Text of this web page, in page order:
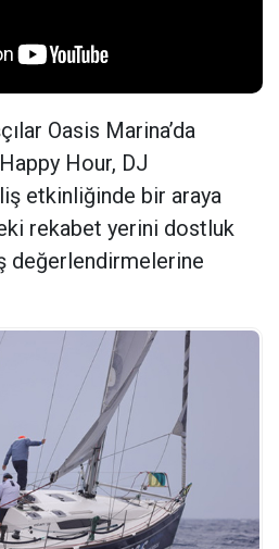
Oasis Marina’da
Hour, DJ
etkinliğinde bir araya
rekabet yerini dostluk
değerlendirmelerine